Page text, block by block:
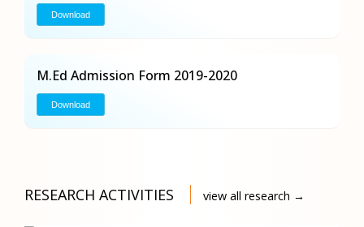
Download
M.Ed Admission Form 2019-2020
Download
RESEARCH ACTIVITIES view all research →